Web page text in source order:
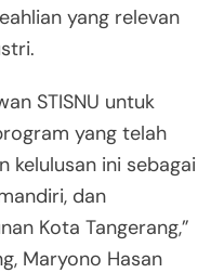
yang relevan
STISNU untuk
yang telah
kelulusan ini sebagai
dan
Kota Tangerang,”
Maryono Hasan